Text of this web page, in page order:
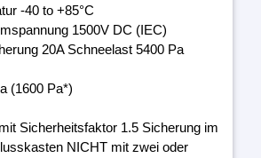
-40 to +85°C
1500V DC (IEC)
20A Schneelast 5400 Pa
(1600 Pa*)
Sicherheitsfaktor 1.5 Sicherung im
NICHT mit zwei oder